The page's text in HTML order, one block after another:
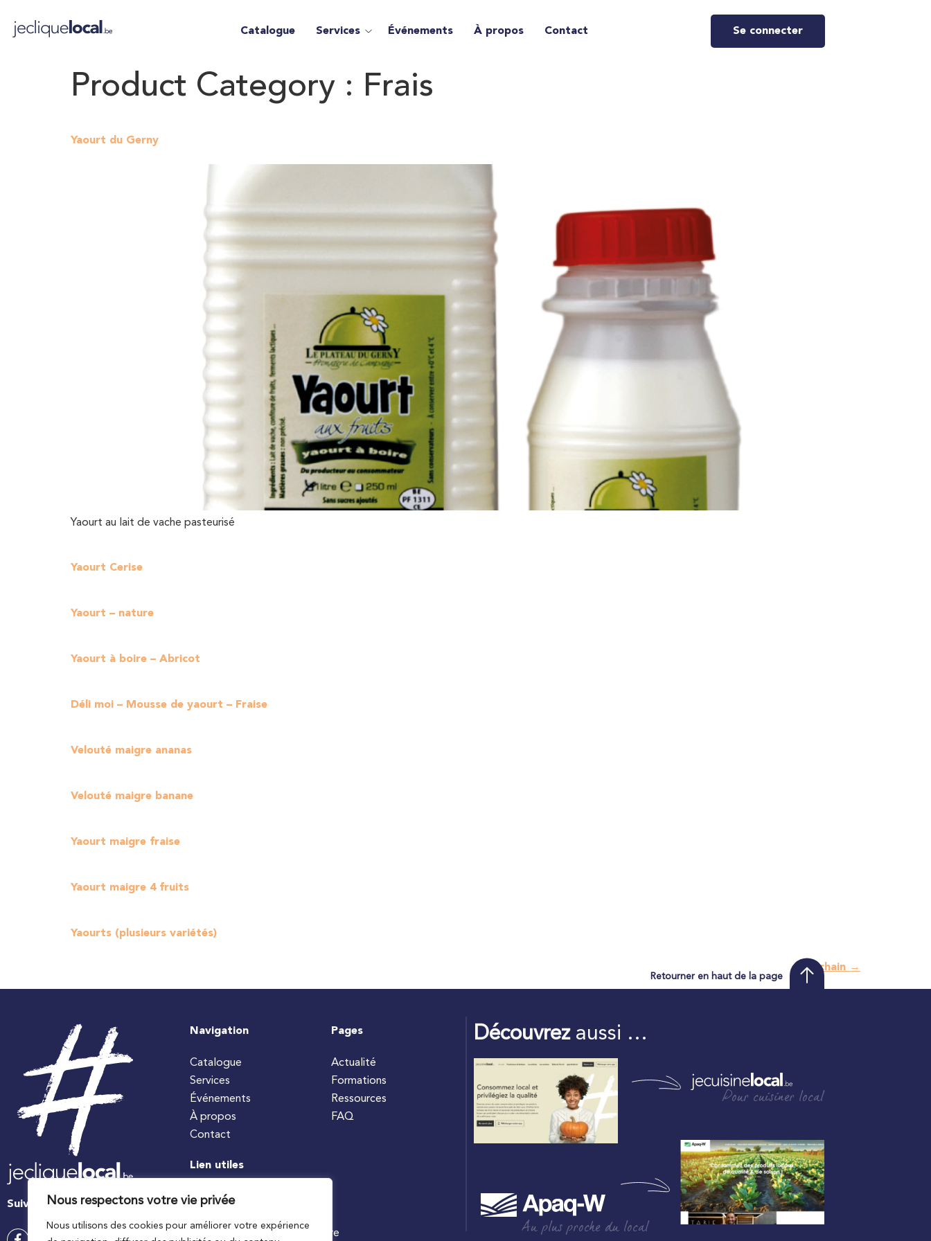
Nous respectons votre vie privée
Nous utilisons des cookies pour améliorer votre expérience
Catalogue Services Événements À propos Contact Se connecter
Product Category : Frais
Yaourt du Gerny
Yaourt au lait de vache pasteurisé
Yaourt Cerise
Yaourt – nature
Yaourt à boire – Abricot
Déli moi – Mousse de yaourt – Fraise
Velouté maigre ananas
Velouté maigre banane
Yaourt maigre fraise
Yaourt maigre 4 fruits
Yaourts (plusieurs variétés)
Prochain →
Retourner en haut de la page
Suivez-nous
Navigation
Catalogue
Services
Événements
À propos
Contact
Pages
Actualité
Formations
Ressources
FAQ
Lien utiles
#jecuisinelocal
Ministre wallon de l’agriculture
Découvrezaussi …
Pour cuisiner local
Au plus proche du local